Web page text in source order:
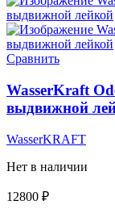
Сравнить
WasserKraft
выдвижной
WasserKRAFT
Нет в наличии
12800 ₽